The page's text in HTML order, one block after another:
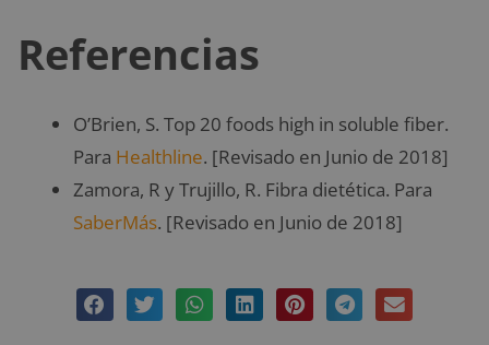
Referencias
O’Brien, S. Top 20 foods high in soluble fiber.
Para Healthline. [Revisado en Junio de 2018]
Zamora, R y Trujillo, R. Fibra dietética. Para
SaberMás. [Revisado en Junio de 2018]